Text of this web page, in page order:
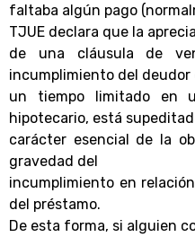
faltaba algún pago
TJUE declara que la
de una cláusula de
incumplimiento del
un tiempo limitado en
hipotecario, está
carácter esencial de la
gravedad del
incumplimiento en
del préstamo.
De esta forma, si alguien